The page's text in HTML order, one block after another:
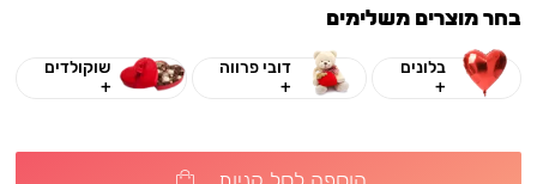
בחר מוצרים משלימים
בלונים
+
דובי פרווה
+
שוקולדים
+